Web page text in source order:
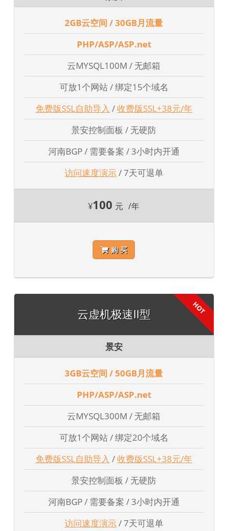
2GB云空间 / 30GB月流量
PHP/ASP/ASP.net
云MYSQL100M / 无邮箱
可放1个网站 / 绑定15个域名
免费版SSL自助导入 /收费版SSL+38元/年
景安控制面板 / 无硬防
河南BGP / 需要备案 / 3小时内开通
访问速度演示/ 7天可退单
¥100 元 /年
购 买
云虚机极速II型
景安
3GB云空间 / 50GB月流量
PHP/ASP/ASP.net
云MYSQL300M / 无邮箱
可放1个网站 / 绑定20个域名
免费版SSL自助导入 /收费版SSL+38元/年
景安控制面板 / 无硬防
河南BGP / 需要备案 / 3小时内开通
访问速度演示/ 7天可退单